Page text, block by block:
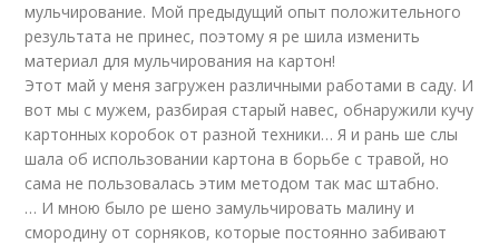
мульчирование. Мой предыдущий опыт положительного
результата не принес, поэтому я ре шила изменить
материал для мульчирования на картон!
Этот май у меня загружен различными работами в саду. И
вот мы с мужем, разбирая старый навес, обнаружили кучу
картонных коробок от разной техники… Я и рань ше слы
шала об использовании картона в борьбе с травой, но
сама не пользовалась этим методом так мас штабно.
… И мною было ре шено замульчировать малину и
смородину от сорняков, которые постоянно забивают